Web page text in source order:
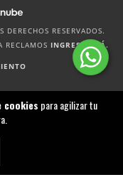
cookies para agilizar tu
RESERVADOS.
RECLAMOS INGRESÁ ACÁ.